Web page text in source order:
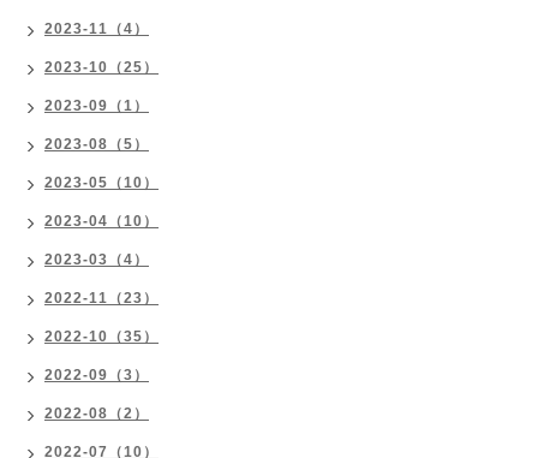
2023-11（4）
2023-10（25）
2023-09（1）
2023-08（5）
2023-05（10）
2023-04（10）
2023-03（4）
2022-11（23）
2022-10（35）
2022-09（3）
2022-08（2）
2022-07（10）